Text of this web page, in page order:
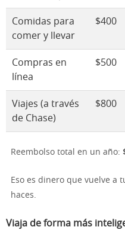
Comidas para
comer y llevar
$400
Compras en
línea
$500
Viajes (a través
de Chase)
$800
Reembolso total en un año:
Eso es dinero que vuelve a
haces.
Viaja de forma más